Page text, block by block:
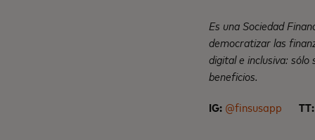
Es una Sociedad
democratizar las
digital e inclusiva:
beneficios.
IG: @finsusapp TT: